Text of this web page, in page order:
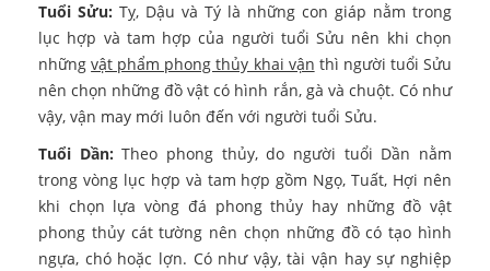
Tuổi Sửu: Tỵ, Dậu và Tý là những con giáp nằm trong
lục hợp và tam hợp của người tuổi Sửu nên khi chọn
nhữngvật phẩm phong thủy khai vận thì người tuổi Sửu
nên chọn những đồ vật có hình rắn, gà và chuột. Có như
vậy, vận may mới luôn đến với người tuổi Sửu.
Tuổi Dần: Theo phong thủy, do người tuổi Dần nằm
trong vòng lục hợp và tam hợp gồm Ngọ, Tuất, Hợi nên
khi chọn lựa vòng đá phong thủy hay những đồ vật
phong thủy cát tường nên chọn những đồ có tạo hình
ngựa, chó hoặc lợn. Có như vậy, tài vận hay sự nghiệp